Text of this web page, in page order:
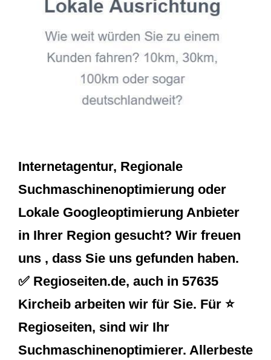
Internetagentur, Regionale
Suchmaschinenoptimierung oder
Lokale Googleoptimierung Anbieter
in Ihrer Region gesucht? Wir freuen
uns , dass Sie uns gefunden haben.
✅ Regioseiten.de, auch in 57635
Kircheib arbeiten wir für Sie. Für ⭐
Regioseiten, sind wir Ihr
Suchmaschinenoptimierer. Allerbeste